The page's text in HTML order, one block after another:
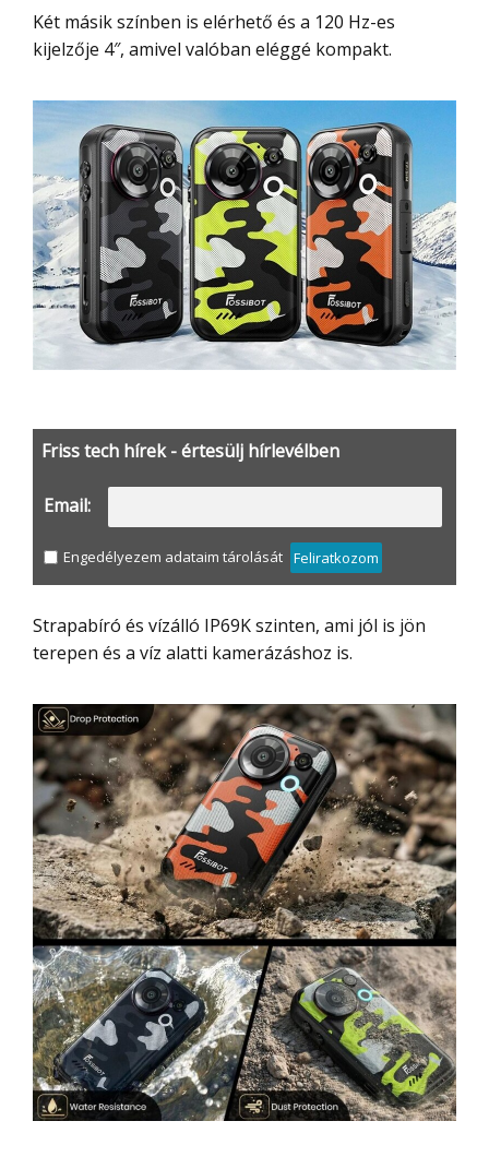
Két másik színben is elérhető és a 120 Hz-es
kijelzője 4″, amivel valóban eléggé kompakt.
Friss tech hírek - értesülj hírlevélben
Email:
Engedélyezem adataim tárolását Feliratkozom
Strapabíró és vízálló IP69K szinten, ami jól is jön
terepen és a víz alatti kamerázáshoz is.